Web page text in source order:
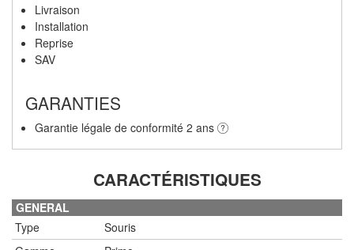
Livraison
Installation
Reprise
SAV
GARANTIES
Garantie légale de conformité 2 ans
CARACTÉRISTIQUES
GENERAL
Type
Souris